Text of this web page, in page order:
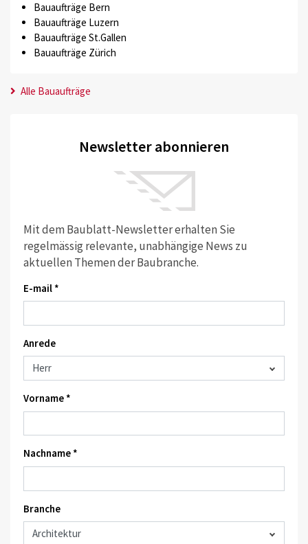
Bauaufträge Bern
Bauaufträge Luzern
Bauaufträge St.Gallen
Bauaufträge Zürich
Alle Bauaufträge
Newsletter abonnieren
Mit dem Baublatt-Newsletter erhalten Sie
regelmässig relevante, unabhängige News zu
aktuellen Themen der Baubranche.
E-mail *
Anrede
Vorname *
Nachname *
Branche